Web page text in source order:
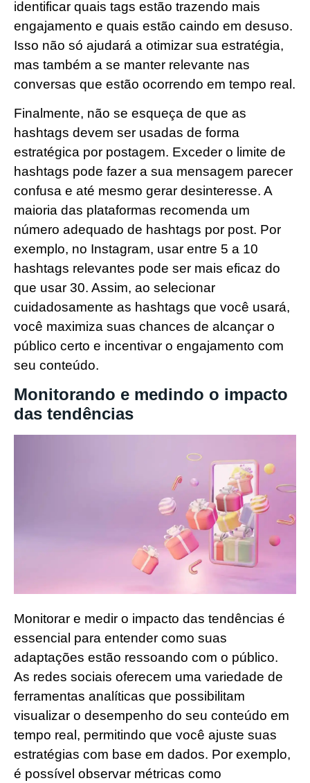
identificar quais tags estão trazendo mais
engajamento e quais estão caindo em desuso.
Isso não só ajudará a otimizar sua estratégia,
mas também a se manter relevante nas
conversas que estão ocorrendo em tempo real.
Finalmente, não se esqueça de que as
hashtags devem ser usadas de forma
estratégica por postagem. Exceder o limite de
hashtags pode fazer a sua mensagem parecer
confusa e até mesmo gerar desinteresse. A
maioria das plataformas recomenda um
número adequado de hashtags por post. Por
exemplo, no Instagram, usar entre 5 a 10
hashtags relevantes pode ser mais eficaz do
que usar 30. Assim, ao selecionar
cuidadosamente as hashtags que você usará,
você maximiza suas chances de alcançar o
público certo e incentivar o engajamento com
seu conteúdo.
Monitorando e medindo o impacto
das tendências
Monitorar e medir o impacto das tendências é
essencial para entender como suas
adaptações estão ressoando com o público.
As redes sociais oferecem uma variedade de
ferramentas analíticas que possibilitam
visualizar o desempenho do seu conteúdo em
tempo real, permitindo que você ajuste suas
estratégias com base em dados. Por exemplo,
é possível observar métricas como